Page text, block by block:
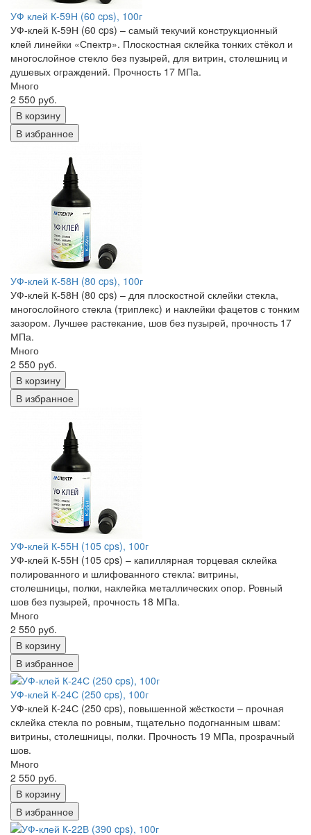
УФ клей К-59Н (60 cps), 100г
УФ-клей К-59Н (60 cps) – самый текучий конструкционный
клей линейки «Спектр». Плоскостная склейка тонких стёкол и
многослойное стекло без пузырей, для витрин, столешниц и
душевых ограждений. Прочность 17 МПа.
Много
2 550 руб.
В корзину
В избранное
УФ-клей К-58Н (80 cps), 100г
УФ-клей К-58Н (80 cps) – для плоскостной склейки стекла,
многослойного стекла (триплекс) и наклейки фацетов с тонким
зазором. Лучшее растекание, шов без пузырей, прочность 17
МПа.
Много
2 550 руб.
В корзину
В избранное
УФ-клей К-55Н (105 cps), 100г
УФ-клей К-55Н (105 cps) – капиллярная торцевая склейка
полированного и шлифованного стекла: витрины,
столешницы, полки, наклейка металлических опор. Ровный
шов без пузырей, прочность 18 МПа.
Много
2 550 руб.
В корзину
В избранное
УФ-клей К-24С (250 cps), 100г
УФ-клей К-24С (250 cps), повышенной жёсткости – прочная
склейка стекла по ровным, тщательно подогнанным швам:
витрины, столешницы, полки. Прочность 19 МПа, прозрачный
шов.
Много
2 550 руб.
В корзину
В избранное